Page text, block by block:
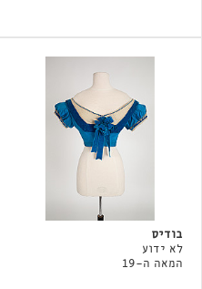
בודיס
לא ידוע
המאה ה-19